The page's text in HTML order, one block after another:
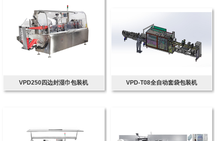
VPD250四边封湿巾包装机 VPD-T08全自动套袋包装机